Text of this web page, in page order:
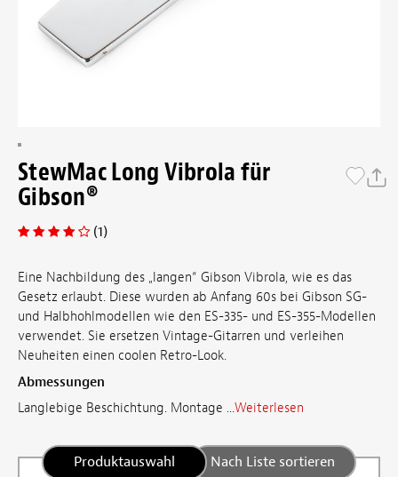
StewMac Long Vibrola für
Gibson®
(1)
Eine Nachbildung des „langen“ Gibson Vibrola, wie es das
Gesetz erlaubt. Diese wurden ab Anfang 60s bei Gibson SG-
und Halbhohlmodellen wie den ES-335- und ES-355-Modellen
verwendet. Sie ersetzen Vintage-Gitarren und verleihen
Neuheiten einen coolen Retro-Look.
Abmessungen
Langlebige Beschichtung. Montage ...Weiterlesen
Produktauswahl Nach Liste sortieren